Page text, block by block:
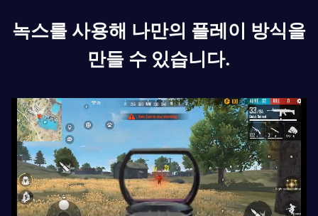
녹스를 사용해 나만의 플레이 방식을
만들 수 있습니다.